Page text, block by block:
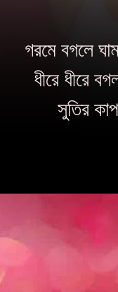
গরমে বগলে
ধীরে ধীরে
সুতির